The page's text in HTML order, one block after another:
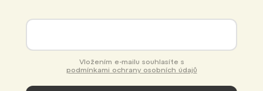
podmínkami ochrany osobních údajů